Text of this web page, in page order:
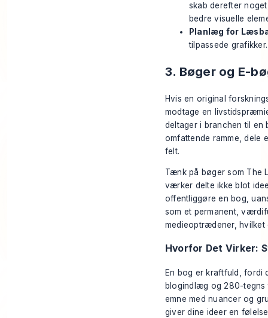
skab derefter
bedre visuelle
Planlæg for
tilpassede
3. Bøger og E-
Hvis en original
modtage en
deltager i branchen til en
omfattende ramme, dele
felt.
Tænk på bøger som The
værker delte ikke blot
offentliggøre en bog,
som et permanent,
medieoptrædener, hvilket
Hvorfor Det Virker:
En bog er kraftfuld,
blogindlæg og 280-tegns
emne med nuancer og
giver dine ideer en